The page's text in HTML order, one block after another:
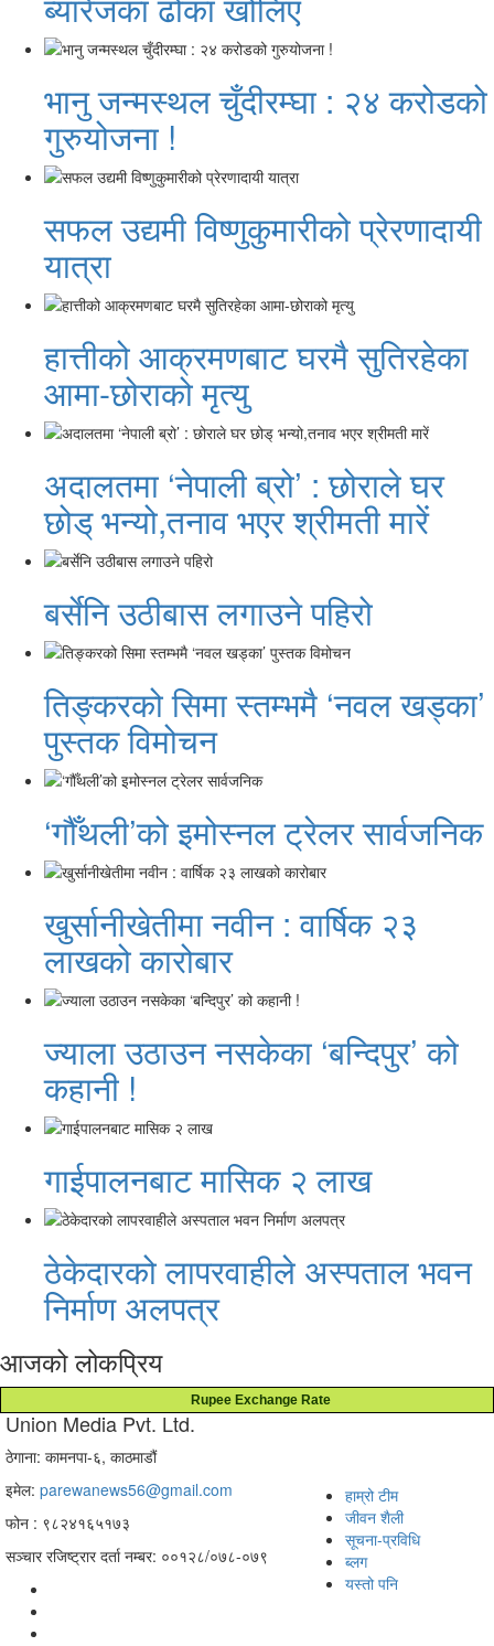
भानु जन्मस्थल चुँदीरम्घा : २४ करोडको
गुरुयोजना !
सफल उद्यमी विष्णुकुमारीको प्रेरणादायी
यात्रा
हात्तीको आक्रमणबाट घरमै सुतिरहेका
आमा-छोराको मृत्यु
अदालतमा ‘नेपाली ब्रो’ : छोराले घर
छोड् भन्यो,तनाव भएर श्रीमती मारें
बर्सेनि उठीबास लगाउने पहिरो
तिङ्करको सिमा स्तम्भमै ‘नवल खड्का’
पुस्तक विमोचन
‘गौँथली’को इमोस्नल ट्रेलर सार्वजनिक
खुर्सानीखेतीमा नवीन : वार्षिक २३
लाखको कारोबार
ज्याला उठाउन नसकेका ‘बन्दिपुर’ को
कहानी !
गाईपालनबाट मासिक २ लाख
ठेकेदारको लापरवाहीले अस्पताल भवन
निर्माण अलपत्र
आजको लोकप्रिय
Rupee Exchange Rate
Union Media Pvt. Ltd.
ठेगाना: कामनपा-६, काठमाडौं
इमेल: parewanews56@gmail.com
फोन : ९८२४१६५१७३
सञ्चार रजिष्ट्रार दर्ता नम्बर: ००१२८/०७८-०७९
हाम्रो टीम
जीवन शैली
सूचना-प्रविधि
ब्लग
यस्तो पनि